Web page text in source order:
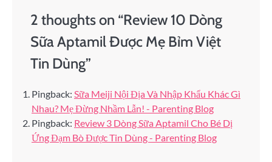
2 thoughts on “Review 10 Dòng
Sữa Aptamil Được Mẹ Bỉm Việt
Tin Dùng”
Pingback: Sữa Meiji Nội Địa Và Nhập Khẩu Khác Gì
Nhau? Mẹ Đừng Nhầm Lẫn! - Parenting Blog
Pingback: Review 3 Dòng Sữa Aptamil Cho Bé Dị
Ứng Đạm Bò Được Tin Dùng - Parenting Blog